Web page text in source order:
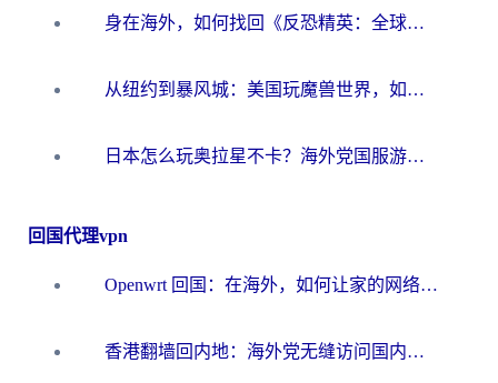
身在海外，如何找回《反恐精英：全球攻势》国服的丝滑手感？一份给你的终极指南
从纽约到暴风城：美国玩魔兽世界，如何找到你的最佳网络航线
日本怎么玩奥拉星不卡？海外党国服游戏加速器选择全攻略
回国代理vpn
Openwrt 回国：在海外，如何让家的网络触手可及
香港翻墙回内地：海外党无缝访问国内资源的加速器选择全攻略